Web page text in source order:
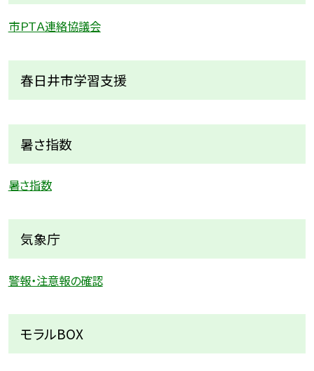
市ＰＴＡ連絡協議会
春日井市学習支援
暑さ指数
暑さ指数
気象庁
警報・注意報の確認
モラルBOX